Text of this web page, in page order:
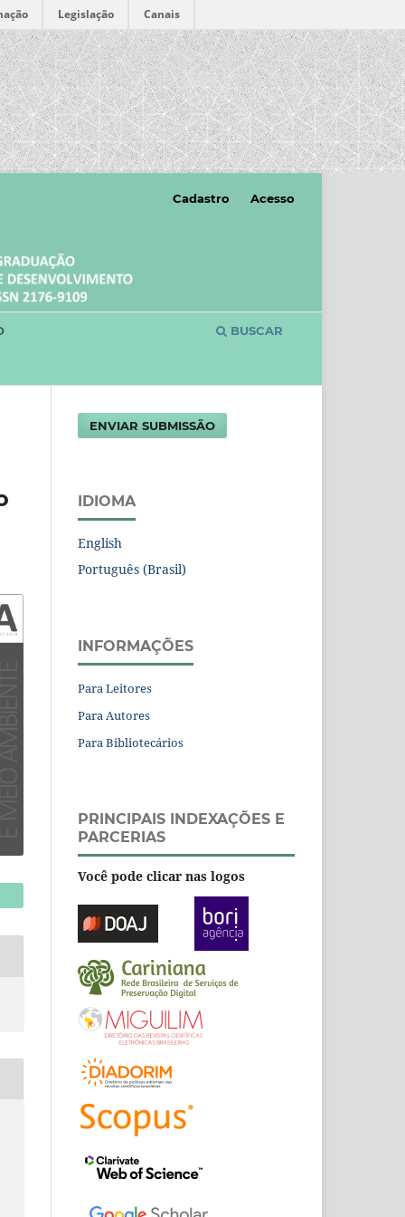
Legislação Canais
BUSCAR
Cadastro Acesso
ENVIAR SUBMISSÃO
IDIOMA
English
Português (Brasil)
INFORMAÇÕES
Para Leitores
Para Autores
Para Bibliotecários
PRINCIPAIS INDEXAÇÕES E
PARCERIAS
Você pode clicar nas logos